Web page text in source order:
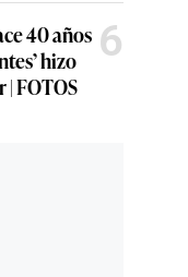
40 años
hizo
FOTOS
6